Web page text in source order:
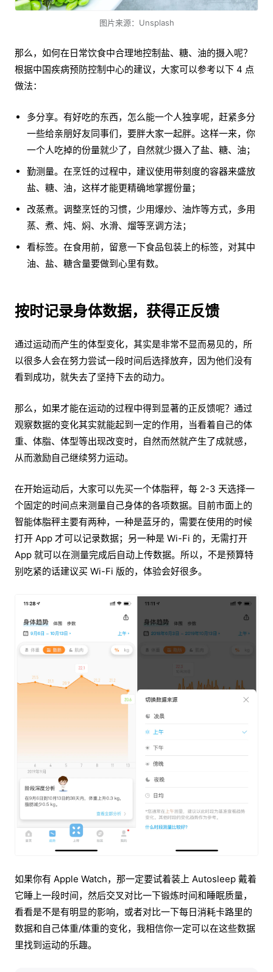
图片来源：Unsplash
那么，如何在日常饮食中合理地控制盐、糖、油的摄入呢？
根据中国疾病预防控制中心的建议，大家可以参考以下 4 点
做法：
多分享。有好吃的东西，怎么能一个人独享呢，赶紧多分
一些给亲朋好友同事们，要胖大家一起胖。这样一来，你
一个人吃掉的份量就少了，自然就少摄入了盐、糖、油；
勤测量。在烹饪的过程中，建议使用带刻度的容器来盛放
盐、糖、油，这样才能更精确地掌握份量；
改蒸煮。调整烹饪的习惯，少用爆炒、油炸等方式，多用
蒸、煮、炖、焖、水滑、熘等烹调方法；
看标签。在食用前，留意一下食品包装上的标签，对其中
油、盐、糖含量要做到心里有数。
按时记录身体数据，获得正反馈
通过运动而产生的体型变化，其实是非常不显而易见的，所
以很多人会在努力尝试一段时间后选择放弃，因为他们没有
看到成功，就失去了坚持下去的动力。
那么，如果才能在运动的过程中得到显著的正反馈呢？通过
观察数据的变化其实就能起到一定的作用，当看着自己的体
重、体脂、体型等出现改变时，自然而然就产生了成就感，
从而激励自己继续努力运动。
在开始运动后，大家可以先买一个体脂秤，每 2-3 天选择一
个固定的时间点来测量自己身体的各项数据。目前市面上的
智能体脂秤主要有两种，一种是蓝牙的，需要在使用的时候
打开 App 才可以记录数据；另一种是 Wi-Fi 的，无需打开
App 就可以在测量完成后自动上传数据。所以，不是预算特
别吃紧的话建议买 Wi-Fi 版的，体验会好很多。
如果你有 Apple Watch，那一定要试着装上 Autosleep 戴着
它睡上一段时间，然后交叉对比一下锻炼时间和睡眠质量，
看看是不是有明显的影响，或者对比一下每日消耗卡路里的
数据和自己体重/体重的变化，我相信你一定可以在这些数据
里找到运动的乐趣。